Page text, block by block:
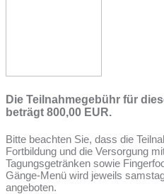
Die Teilnahmegebühr für
beträgt 800,00 EUR.
Bitte beachten Sie, dass die
Fortbildung und die Versorgung
Tagungsgetränken sowie
Gänge-Menü wird jeweils
angeboten.